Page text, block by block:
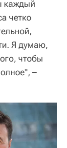
каждый
четко
Я думаю,
чтобы
–